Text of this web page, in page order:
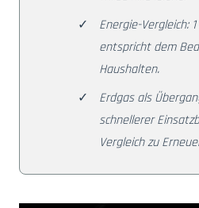
Energie-Vergleich:
entspricht dem
Haushalten.
Erdgas als
schnellerer
Vergleich zu